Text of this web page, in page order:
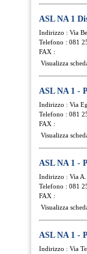
ASL NA 1
Indirizzo : Via
Telefono : 081
FAX :
Visualizza
ASL NA 1 -
Indirizzo : Via
Telefono : 081
FAX :
Visualizza
ASL NA 1 -
Indirizzo : Via
Telefono : 081
FAX :
Visualizza
ASL NA 1 -
Indirizzo : Via